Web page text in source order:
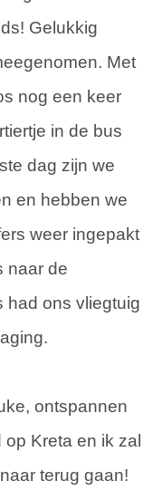
Gelukkig
Met
nog een keer
in de bus
dag zijn we
en hebben we
weer ingepakt
naar de
had ons vliegtuig
ontspannen
Kreta en ik zal
terug gaan!